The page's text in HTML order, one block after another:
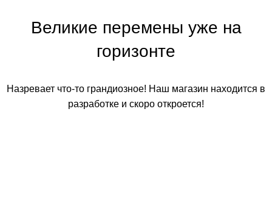
Великие перемены уже на
горизонте
Назревает что-то грандиозное! Наш магазин находится в
разработке и скоро откроется!